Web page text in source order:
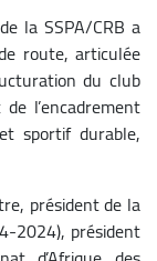
la SSPA/CRB a
route, articulée
du club
l’encadrement
sportif durable,
président de la
2024), président